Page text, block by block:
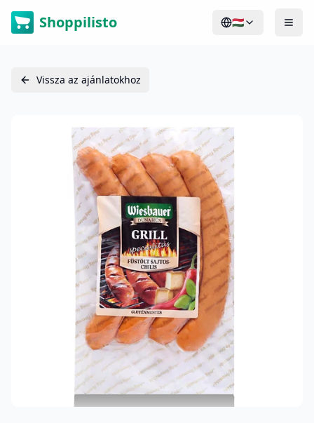
Shoppilisto 🇭🇺
Vissza az ajánlatokhoz